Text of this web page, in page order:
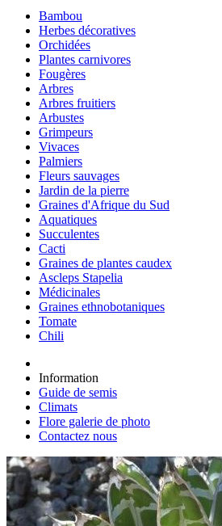
Bambou
Herbes décoratives
Orchidées
Plantes carnivores
Fougères
Arbres
Arbres fruitiers
Arbustes
Grimpeurs
Vivaces
Palmiers
Fleurs sauvages
Jardin de la pierre
Graines d'Afrique du Sud
Aquatiques
Succulentes
Cacti
Graines de plantes caudex
Ascleps Stapelia
Médicinales
Graines ethnobotaniques
Tomate
Chili
Information
Guide de semis
Climats
Flore galerie de photo
Contactez nous